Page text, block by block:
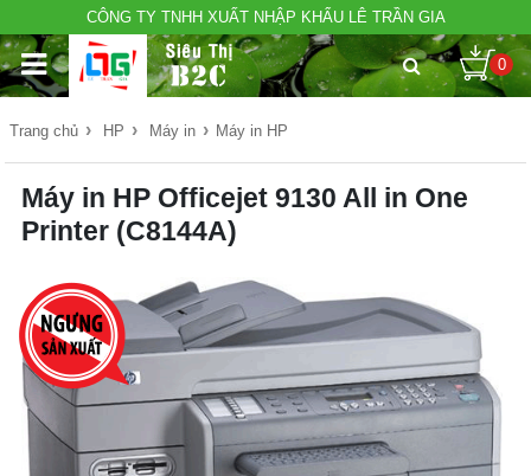
CÔNG TY TNHH XUẤT NHẬP KHẨU LÊ TRẦN GIA
0
Trang chủ › HP › Máy in › Máy in HP
Máy in HP Officejet 9130 All in One
Printer (C8144A)